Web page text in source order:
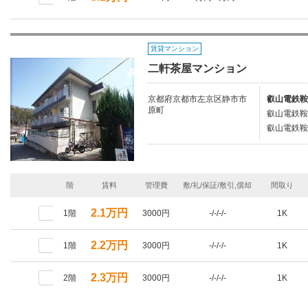
賃貸マンション
二軒茶屋マンション
京都府京都市左京区静市市
原町
叡山電鉄
叡山電鉄
叡山電鉄
階 賃料 管理費 敷/礼/保証/敷引,償却 間取り
1階 2.1万円 3000円 -/-/-/- 1K
1階 2.2万円 3000円 -/-/-/- 1K
2階 2.3万円 3000円 -/-/-/- 1K